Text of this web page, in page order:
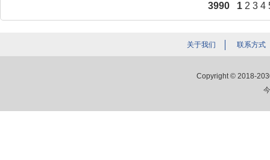
3990 1 2 3 4
关于我们 联系方式
Copyright © 2018-